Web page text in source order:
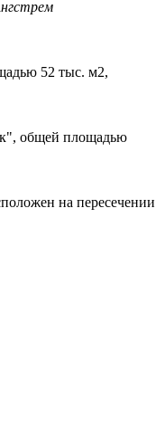
52 тыс. м2,
общей площадью
на пересечении